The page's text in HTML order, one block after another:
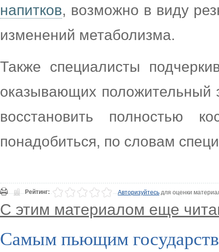
напитков, возможно в виду
изменений метаболизма.
Также специалисты
оказывающих положительный
восстановить полностью
понадобиться, по словам
Рейтинг: Авторизуйтесьдля оценки
С этим материалом еще
Самым пьющим